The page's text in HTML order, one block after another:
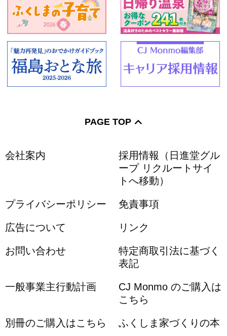
PAGE TOP
会社案内
採用情報（日進堂グル
ープ リクルートサイ
トへ移動）
プライバシーポリシー 免責事項
広告について リンク
お問い合わせ
特定商取引法に基づく
表記
一般事業主行動計画
CJ Monmo のご購入は
こちら
別冊のご購入はこちら ふくしま家づくりの本